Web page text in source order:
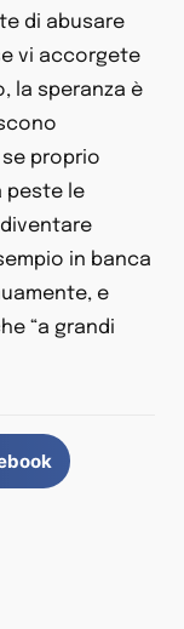
di abusare
vi accorgete
la speranza è
proprio
peste le
in banca
e
“a grandi